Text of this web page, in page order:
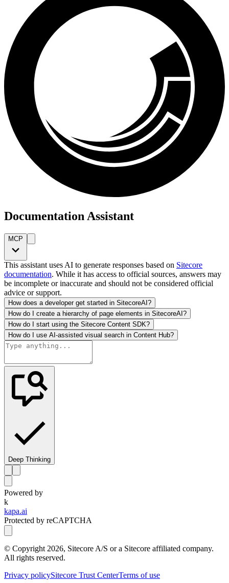
Documentation Assistant
MCP
This assistant uses AI to generate responses based on Sitecore
documentation. While it has access to official sources, answers may
be incomplete or inaccurate and should not be considered official
advice or support.
How does a developer get started in SitecoreAI?
How do I create a hierarchy of page elements in SitecoreAI?
How do I start using the Sitecore Content SDK?
How do I use AI-assisted visual search in Content Hub?
Deep Thinking
Powered by
k
kapa.ai
Protected by reCAPTCHA
© Copyright 2026, Sitecore A/S or a Sitecore affiliated company.
All rights reserved.
Privacy policySitecore Trust CenterTerms of use